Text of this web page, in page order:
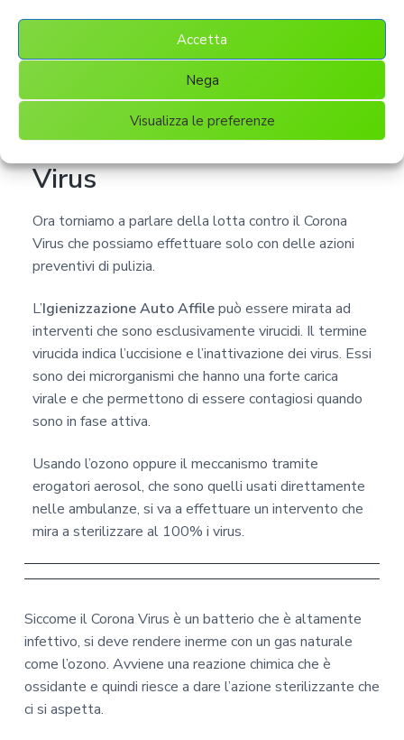
Accetta
Nega
Visualizza le preferenze
Igienizzazione Auto Affile,
combattiamo il Corona
Virus
Ora torniamo a parlare della lotta contro il Corona
Virus che possiamo effettuare solo con delle azioni
preventivi di pulizia.
L’Igienizzazione Auto Affilepuò essere mirata ad
interventi che sono esclusivamente virucidi. Il termine
virucida indica l’uccisione e l’inattivazione dei virus. Essi
sono dei microrganismi che hanno una forte carica
virale e che permettono di essere contagiosi quando
sono in fase attiva.
Usando l’ozono oppure il meccanismo tramite
erogatori aerosol, che sono quelli usati direttamente
nelle ambulanze, si va a effettuare un intervento che
mira a sterilizzare al 100% i virus.
Siccome il Corona Virus è un batterio che è altamente
infettivo, si deve rendere inerme con un gas naturale
come l’ozono. Avviene una reazione chimica che è
ossidante e quindi riesce a dare l’azione sterilizzante che
ci si aspetta.